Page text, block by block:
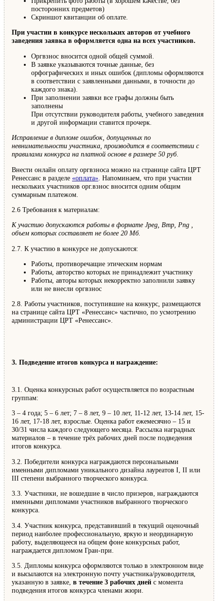
посторонних предметов)
Скриншот квитанции об оплате.
При участии в конкурсе нескольких авторов от учебного
заведения заявка в оформляется одна на всех участников.
Оргвзнос вносится одной общей суммой.
В заявке указываются точные данные, без
орфографических и иных ошибок (дипломы оформляются
в соответствии с заявленными данными, в точности до
каждого знака).
При заполнении заявки все графы должны быть
заполнены
При отсутствии руководителя работы, учебного заведения
и другой информации ставится прочерк.
Исправление в дипломе ошибок, допущенных по
невнимательности участника, производится в соответствии с
правилами конкурса на платной основе в размере 50 руб.
Внести онлайн оплату оргвзноса можно на странице сайта ЦРТ
Ренессанс в разделе «оплата» . Напоминаем, что при участии
нескольких участников орг.взнос вносится одним общим
суммарным платежом.
2.6 Требования к материалам:
К участию допускаются работы в формате Jpeg, Bmp, Png ,
объем которых составляет не более 20 Мб.
2.7. К участию в конкурсе не допускаются:
Работы, противоречащие этическим нормам
Работы, авторство которых не принадлежит участнику
Работы, авторы которых некорректно заполнили заявку
или не внесли оргвзнос
2.8. Работы участников, поступившие на конкурс, размещаются
на странице сайта ЦРТ «Ренессанс» частично, по усмотрению
администрации ЦРТ «Ренессанс».
3. Подведение итогов конкурса и награждение:
3.1. Оценка конкурсных работ осуществляется по возрастным
группам:
3 – 4 года; 5 – 6 лет; 7 – 8 лет, 9 – 10 лет, 11-12 лет, 13-14 лет, 15-
16 лет, 17-18 лет, взрослые. Оценка работ ежемесячно – 15 и
30/31 числа каждого следующего месяца. Рассылка наградных
материалов – в течение трёх рабочих дней после подведения
итогов конкурса.
3.2. Победители конкурса награждаются персональными
именными дипломами уникального дизайна лауреатов I, II или
III степени выбранного творческого конкурса.
3.3. Участники, не вошедшие в число призеров, награждаются
именными дипломами участников выбранного творческого
конкурса.
3.4. Участник конкурса, представивший в текущий оценочный
период наиболее профессиональную, яркую и неординарную
работу, выделяющееся на общем фоне конкурсных работ,
награждается дипломом Гран-при.
3.5. Дипломы конкурса оформляются только в электронном виде
и высылаются на электронную почту участника/руководителя,
указанную в заявке, в течение 3 рабочих дней с момента
подведения итогов конкурса членами жюри.